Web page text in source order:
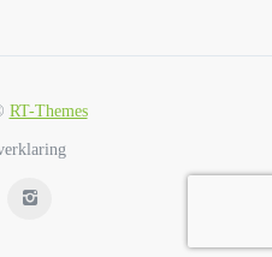
RT-Themes